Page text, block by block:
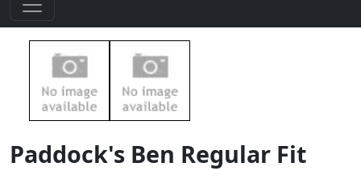
Paddock's Ben Regular Fit